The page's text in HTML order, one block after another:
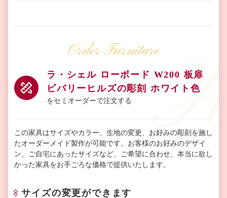
Order Furniture
ラ・シェル ローボード W200 板扉
ビバリーヒルズの彫刻 ホワイト色
をセミオーダーで注文する
この家具はサイズやカラー、生地の変更、お好みの彫刻を施し
たオーダーメイド製作が可能です。お客様のお好みのデザイ
ン、ご自宅にあったサイズなど、ご希望に合わせ、本当に欲し
かった家具をお手ごろな価格で提供いたします。
サイズの変更ができます